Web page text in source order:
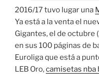
2016/17 tuvo lugar una
Ya está a la venta el
Gigantes, el de octubre
en sus 100 páginas de
Euroliga que está a
LEB Oro,camisetas nba